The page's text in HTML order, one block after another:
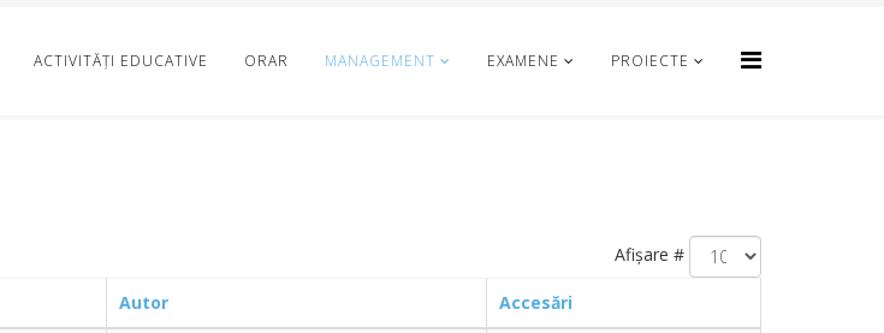
ACTIVITĂȚI EDUCATIVE ORAR MANAGEMENT EXAMENE PROIECTE
Afișare #
Autor Accesări